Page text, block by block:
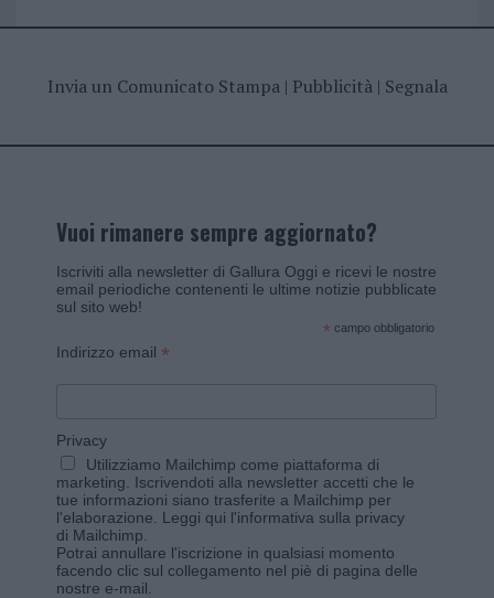
Invia un Comunicato Stampa| Pubblicità| Segnala
Vuoi rimanere sempre aggiornato?
Iscriviti alla newsletter di Gallura Oggi e ricevi le nostre
email periodiche contenenti le ultime notizie pubblicate
sul sito web!
* campo obbligatorio
Indirizzo email *
Privacy
Utilizziamo Mailchimp come piattaforma di
marketing. Iscrivendoti alla newsletter accetti che le
tue informazioni siano trasferite a Mailchimp per
l'elaborazione. Leggi qui l'informativa sulla privacy
di Mailchimp
Potrai annullare l'iscrizione in qualsiasi momento
facendo clic sul collegamento nel piè di pagina delle
nostre e-mail.